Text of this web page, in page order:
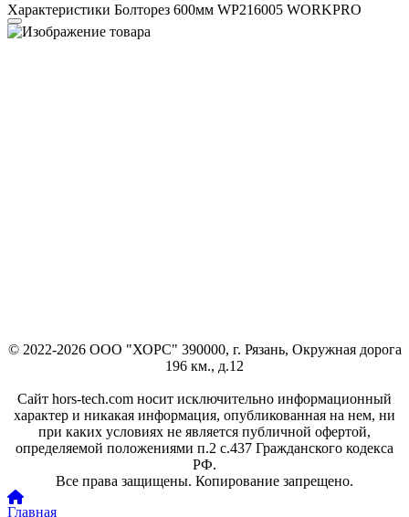
Характеристики Болторез 600мм WP216005 WORKPRO
© 2022-2026 ООО "ХОРС" 390000, г. Рязань, Окружная дорога
196 км., д.12
Сайт hors-tech.com носит исключительно информационный
характер и никакая информация, опубликованная на нем, ни
при каких условиях не является публичной офертой,
определяемой положениями п.2 с.437 Гражданского кодекса
РФ.
Все права защищены. Копирование запрещено.
Главная